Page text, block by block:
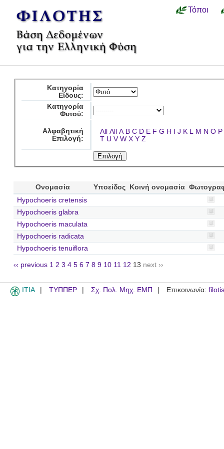
Τόποι
Κατηγορία
Είδους:
Κατηγορία
Φυτού:
Αλφαβητική
Επιλογή:
All All A B C D E F G H I J K L M N O P
T U V W X Y Z
Ονομασία Υποείδος Κοινή ονομασία
Hypochoeris cretensis
Hypochoeris glabra
Hypochoeris maculata
Hypochoeris radicata
Hypochoeris tenuiflora
‹‹ previous 1 2 3 4 5 6 7 8 9 10 11 12 13 next ››
ITIA ΤΥΠΠΕΡ Σχ. Πολ. Μηχ. ΕΜΠ Επικοινωνία: